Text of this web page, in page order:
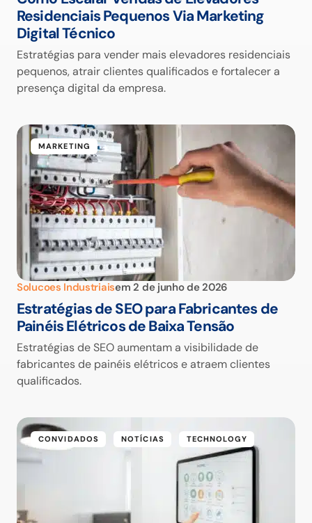
Residenciais Pequenos Via Marketing
Digital Técnico
Estratégias para vender mais elevadores residenciais
pequenos, atrair clientes qualificados e fortalecer a
presença digital da empresa.
MARKETING
Solucoes Industriaisem 2 de junho de 2026
Estratégias de SEO para Fabricantes de
Painéis Elétricos de Baixa Tensão
Estratégias de SEO aumentam a visibilidade de
fabricantes de painéis elétricos e atraem clientes
qualificados.
CONVIDADOS NOTÍCIAS TECHNOLOGY